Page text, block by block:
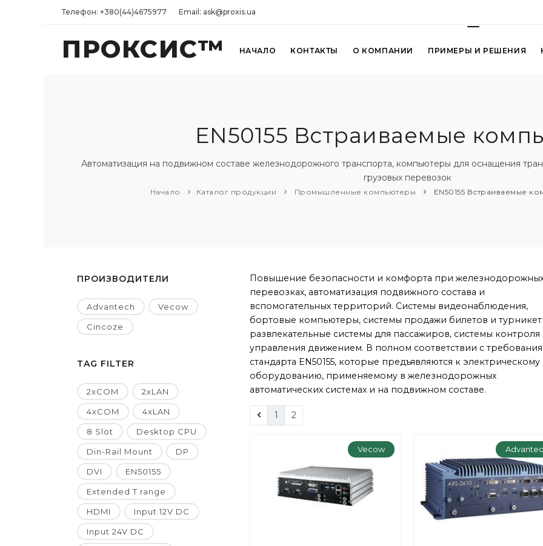
Телефон: +380(44)4675977 Email: ask@proxis.ua
ПРОКСИС™ НАЧАЛО КОНТАКТЫ О КОМПАНИИ ПРИМЕРЫ И РЕШЕНИЯ
EN50155 Встраиваемые
Автоматизация на подвижном составе железнодорожного транспорта, компьютеры для оснащения
грузовых перевозок
Начало Каталог продукции Промышленные компьютеры EN50155 Встраиваемые
ПРОИЗВОДИТЕЛИ
Advantech Vecow
Cincoze
TAG FILTER
2xCOM 2xLAN
4xCOM 4xLAN
8 Slot Desktop CPU
Din-Rail Mount DP
DVI EN50155
Extended T range
HDMI Input 12V DC
Input 24V DC
Повышение безопасности и комфорта при
перевозках, автоматизация подвижного состава и
вспомогательных территорий. Системы видеонаблюдения,
бортовые компьютеры, системы продажи билетов и
развлекательные системы для пассажиров, системы контроля
управления движением. В полном соответствии с
стандарта EN50155, которые предъявляются к электрическому
оборудованию, применяемому в железнодорожных
автоматических системах и на подвижном составе.
1 2
Vecow